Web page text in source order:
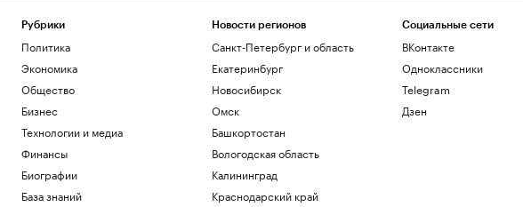
Рубрики
Политика
Экономика
Общество
Бизнес
Технологии и медиа
Финансы
Биографии
База знаний
Новости регионов
Санкт-Петербург и область
Екатеринбург
Новосибирск
Омск
Башкортостан
Вологодская область
Калининград
Краснодарский край
Социальные сети
ВКонтакте
Одноклассники
Telegram
Дзен